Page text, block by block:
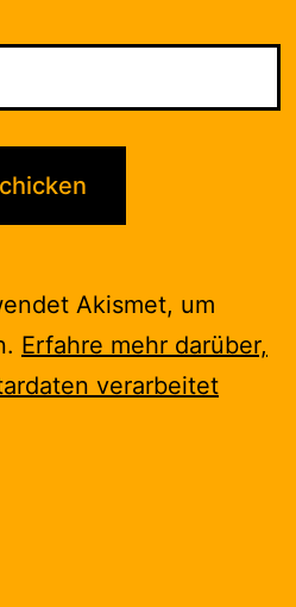
Akismet, um
Erfahre mehr darüber,
verarbeitet